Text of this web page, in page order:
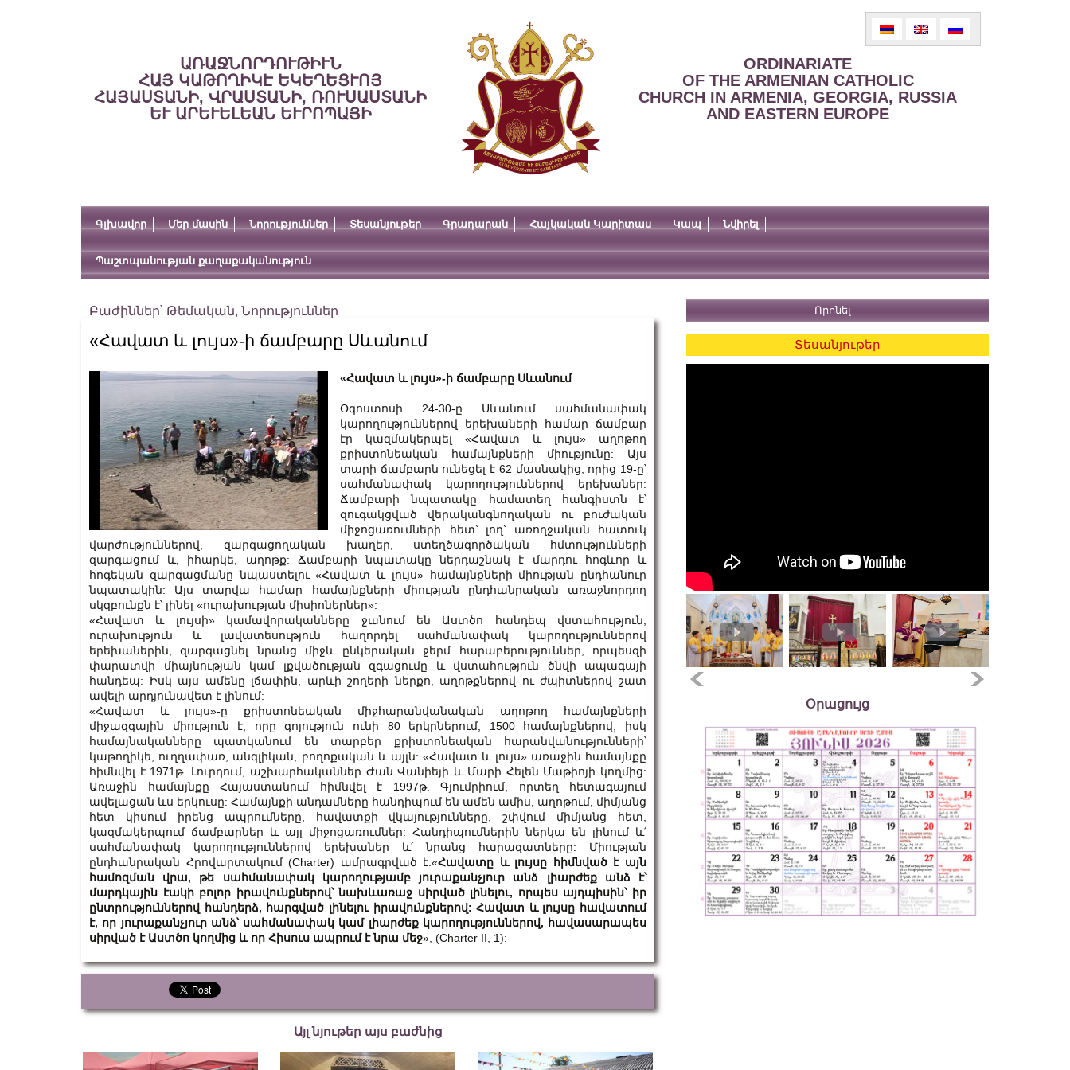
ԱՌԱՋՆՈՐԴՈՒԹԻՒՆ
ՀԱՅ ԿԱԹՈՂԻԿԷ ԵԿԵՂԵՑՒՈՅ
ՀԱՅԱՍՏԱՆԻ, ՎՐԱՍՏԱՆԻ, ՌՈՒՍԱՍՏԱՆԻ
ԵՒ ԱՐԵՒԵԼԵԱՆ ԵՒՐՈՊԱՅԻ
ORDINARIATE
OF THE ARMENIAN CATHOLIC
CHURCH IN ARMENIA, GEORGIA, RUSSIA
AND EASTERN EUROPE
Գլխավոր Մեր մասին Նորություններ Տեսանյութեր Գրադարան Հայկական Կարիտաս Կապ Նվիրել
Պաշտպանության քաղաքականություն
Բաժիններ՝ Թեմական, Նորություններ
«Հավատ և լույս»-ի ճամբարը Սևանում
«Հավատ և լույս»-ի ճամբարը Սևանում
Օգոստոսի 24-30-ը Սևանում սահմանափակ
կարողություններով երեխաների համար ճամբար
էր կազմակերպել «Հավատ և լույս» աղոթող
քրիստոնեական համայնքների միությունը: Այս
տարի ճամբարն ունեցել է 62 մասնակից, որից 19-ը՝
սահմանափակ կարողություններով երեխաներ:
Ճամբարի նպատակը համատեղ հանգիստն է՝
զուգակցված վերականգնողական ու բուժական
միջոցառումների հետ՝ լող՝ առողջական հատուկ
վարժություններով, զարգացողական խաղեր, ստեղծագործական հմտությունների
զարգացում և, իհարկե, աղոթք: Ճամբարի նպատակը ներդաշնակ է մարդու հոգևոր և
հոգեկան զարգացմանը նպաստելու «Հավատ և լույս» համայնքների միության ընդհանուր
նպատակին: Այս տարվա համար համայնքների միության ընդհանրական առաջնորդող
սկզբունքն է՝ լինել «ուրախության միսիոներներ»:
«Հավատ և լույսի» կամավորականները ջանում են Աստծո հանդեպ վստահություն,
ուրախություն և լավատեսություն հաղորդել սահմանափակ կարողություններով
երեխաներին, զարգացնել նրանց միջև ընկերական ջերմ հարաբերություններ, որպեսզի
փարատվի միայնության կամ լքվածության զգացումը և վստահություն ծնվի ապագայի
հանդեպ: Իսկ այս ամենը լճափին, արևի շողերի ներքո, աղոթքներով ու ժպիտներով շատ
ավելի արդյունավետ է լինում:
«Հավատ և լույս»-ը քրիստոնեական միջհարանվանական աղոթող համայնքների
միջազգային միություն է, որը գոյություն ունի 80 երկրներում, 1500 համայնքներով, իսկ
համայնականները պատկանում են տարբեր քրիստոնեական հարանվանությունների՝
կաթողիկե, ուղղափառ, անգլիկան, բողոքական և այլն: «Հավատ և լույս» առաջին համայնքը
հիմնվել է 1971թ. Լուրդում, աշխարհականներ Ժան Վանիեյի և Մարի Հելեն Մաթիոյի կողմից:
Առաջին համայնքը Հայաստանում հիմնվել է 1997թ. Գյումրիում, որտեղ հետագայում
ավելացան ևս երկուսը: Համայնքի անդամները հանդիպում են ամեն ամիս, աղոթում, միմյանց
հետ կիսում իրենց ապրումները, հավատքի վկայությունները, շփվում միմյանց հետ,
կազմակերպում ճամբարներ և այլ միջոցառումներ: Հանդիպումներին ներկա են լինում և՛
սահմանափակ կարողություններով երեխաներ և՛ նրանց հարազատները: Միության
ընդհանրական Հրովարտակում (Charter) ամրագրված է.«Հավատը և լույսը հիմնված է այն
համոզման վրա, թե սահմանափակ կարողությամբ յուրաքանչյուր անձ լիարժեք անձ է՝
մարդկային էակի բոլոր իրավունքներով՝ նախևառաջ սիրված լինելու, որպես այդպիսին՝ իր
ընտրություններով հանդերձ, հարգված լինելու իրավունքներով: Հավատ և լույսը հավատում
է, որ յուրաքանչյուր անձ՝ սահմանափակ կամ լիարժեք կարողություններով, հավասարապես
սիրված է Աստծո կողմից և որ Հիսուս ապրում է նրա մեջ», (Charter II, 1):
Այլ նյութեր այս բաժնից
Տեսանյութեր
Օրացույց